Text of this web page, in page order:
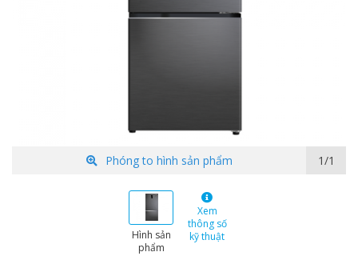
Phóng to hình sản phẩm 1/1
Hình sản
phẩm
Xem
thông số
kỹ thuật